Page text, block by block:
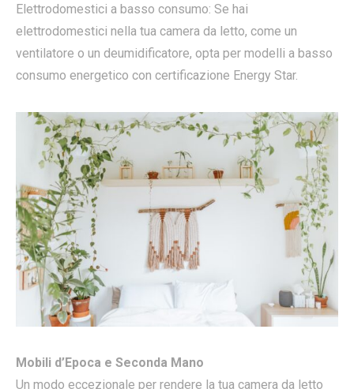
Elettrodomestici a basso consumo: Se hai
elettrodomestici nella tua camera da letto, come un
ventilatore o un deumidificatore, opta per modelli a basso
consumo energetico con certificazione Energy Star.
Mobili d’Epoca e Seconda Mano
Un modo eccezionale per rendere la tua camera da letto